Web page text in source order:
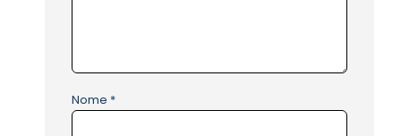
Nome *